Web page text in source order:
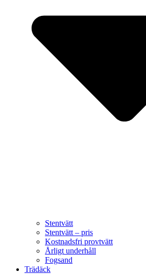
Stentvätt
Stentvätt – pris
Kostnadsfri provtvätt
Årligt underhåll
Fogsand
Trädäck